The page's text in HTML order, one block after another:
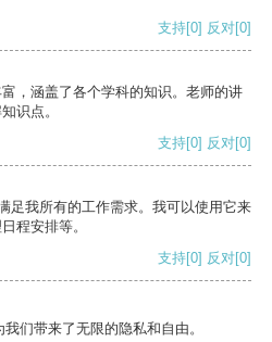
支持[0] 反对[0]
，涵盖了各个学科的知识。老师的讲
识点。
支持[0] 反对[0]
足我所有的工作需求。我可以使用它来
程安排等。
支持[0] 反对[0]
们带来了无限的隐私和自由。